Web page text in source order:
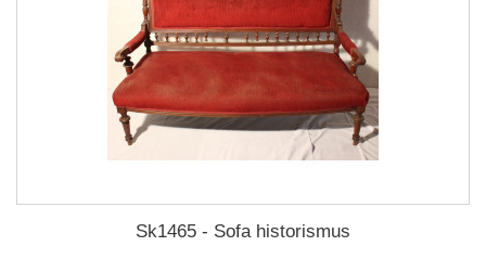
Sk1465 - Sofa historismus